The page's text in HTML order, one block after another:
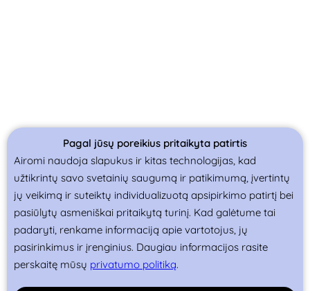
Pagal jūsų poreikius pritaikyta patirtis
Airomi naudoja slapukus ir kitas technologijas, kad
užtikrintų savo svetainių saugumą ir patikimumą, įvertintų
jų veikimą ir suteiktų individualizuotą apsipirkimo patirtį bei
pasiūlytų asmeniškai pritaikytą turinį. Kad galėtume tai
padaryti, renkame informaciją apie vartotojus, jų
pasirinkimus ir įrenginius. Daugiau informacijos rasite
perskaitę mūsų privatumo politiką.